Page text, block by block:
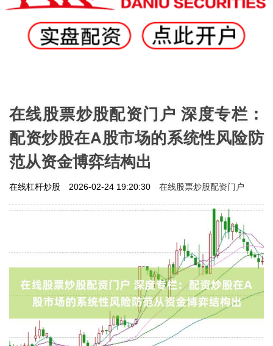
在线股票炒股配资门户 深度专栏：
配资炒股在A股市场的系统性风险防
范从资金博弈结构出
在线杠杆炒股 2026-02-24 19:20:30 在线股票炒股配资门户